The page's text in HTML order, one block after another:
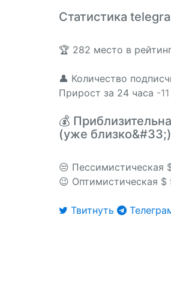
Статистика
🏆 282 место в
👤 Количество
Прирост за 24 часа -11
💰
(уже близко&#33;)
😒 Пессимистическая
😉 Оптимистическая $
Твитнуть